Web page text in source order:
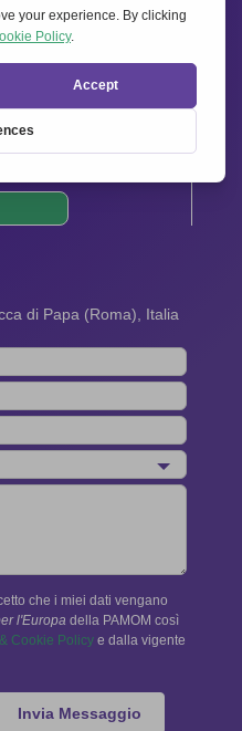
notizie dalla
di Papa (Roma), Italia
che i miei dati vengano
l'Europa della PAMOM così
Cookie Policy e dalla vigente
Invia Messaggio